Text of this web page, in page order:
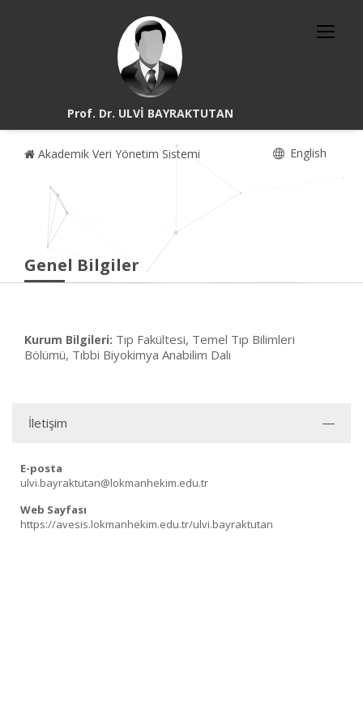
Prof. Dr. ULVİ BAYRAKTUTAN
Akademik Veri Yönetim Sistemi English
Genel Bilgiler
Kurum Bilgileri: Tıp Fakültesi, Temel Tıp Bilimleri
Bölümü, Tıbbi Biyokimya Anabilim Dalı
İletişim
E-posta
ulvi.bayraktutan@lokmanhekim.edu.tr
Web Sayfası
https://avesis.lokmanhekim.edu.tr/ulvi.bayraktutan